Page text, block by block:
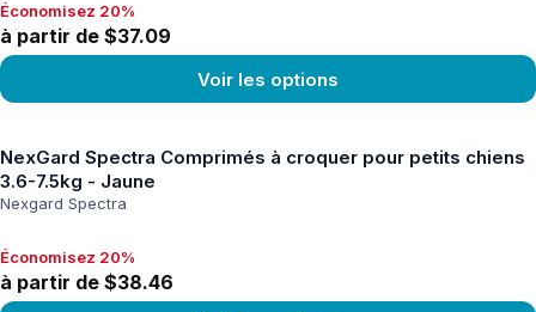
Économisez 20%, à partir de $37.09
Économisez 20%
à partir de $37.09
Voir les options
NexGard Spectra Comprimés à croquer pour petits chiens
3.6-7.5kg - Jaune
Nexgard Spectra
Économisez 20%, à partir de $38.46
Économisez 20%
à partir de $38.46